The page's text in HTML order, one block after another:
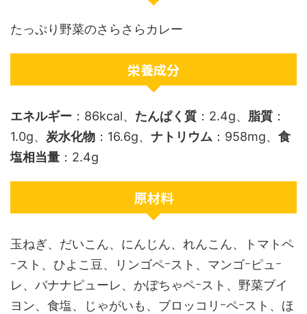
たっぷり野菜のさらさらカレー
栄養成分
エネルギー ：86kcal、 たんぱく質 ：2.4g、 脂質 ：
1.0g、 炭水化物 ：16.6g、 ナトリウム ：958mg、 食
塩相当量 ：2.4g
原材料
玉ねぎ、だいこん、にんじん、れんこん、トマトペ
ｰスト、ひよこ豆、リンゴペｰスト、マンゴｰピュｰ
レ、バナナピューレ、かぼちゃペｰスト、野菜ブイ
ヨン、食塩、じゃがいも、ブロッコリｰペｰスト、ほ